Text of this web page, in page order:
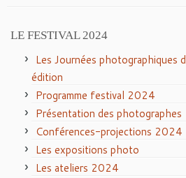
LE FESTIVAL 2024
Les Journées photographiques
édition
Programme festival 2024
Présentation des photographes
Conférences-projections 2024
Les expositions photo
Les ateliers 2024